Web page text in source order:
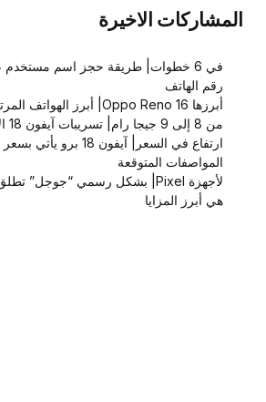
المشاركات الاخيرة
في 6 خطوات| طريقة حجز اسم مستخدم
رقم الهاتف
أبرزها Oppo Reno 16| أبرز الهواتف المرتقبة في يوليو 2026
من 8 إلى 9 جيجا رام| تسريبات آيفون 18 الأساسي
المواصفات المتوقعة
هي أبرز المزايا